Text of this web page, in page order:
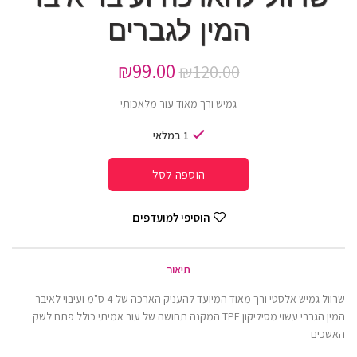
המין לגברים
₪120.00
₪99.00
גמיש ורך מאוד עור מלאכותי
1 במלאי
הוספה לסל
הוסיפי למועדפים
תיאור
שרוול גמיש אלסטי ורך מאוד המיועד להעניק הארכה של 4 ס"מ ועיבוי לאיבר
המין הגברי עשוי מסיליקון TPE המקנה תחושה של עור אמיתי כולל פתח לשק
האשכים